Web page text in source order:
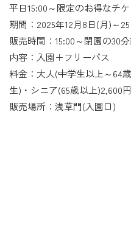
平日15:00～限定のお得なチケ
期間：2025年12月8日(月)～
販売時間：15:00～閉園の30
内容：入園＋フリーパス
料金：大人(中学生以上～64
生)・シニア(65歳以上)2,600
販売場所：浅草門(入園口)